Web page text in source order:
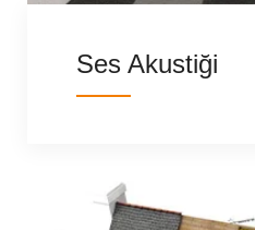
Ses Akustiği